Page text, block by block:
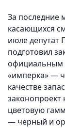
За последние
касающихся
июле депутат
подготовил
официальным
«имперка» —
качестве
цветовую
— черный и